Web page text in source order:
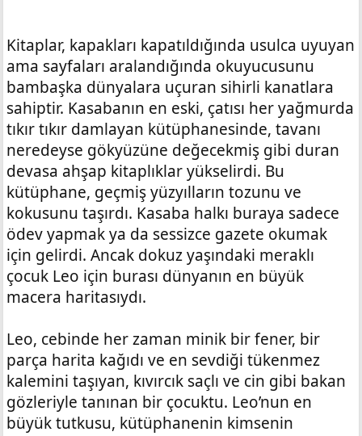
a
h
Kitaplar, kapakları kapatıldığında usulca uyuyan
ama sayfaları aralandığında okuyucusunu
bambaşka dünyalara uçuran sihirli kanatlara
sahiptir. Kasabanın en eski, çatısı her yağmurda
tıkır tıkır damlayan kütüphanesinde, tavanı
neredeyse gökyüzüne değecekmiş gibi duran
devasa ahşap kitaplıklar yükselirdi. Bu
kütüphane, geçmiş yüzyılların tozunu ve
kokusunu taşırdı. Kasaba halkı buraya sadece
ödev yapmak ya da sessizce gazete okumak
için gelirdi. Ancak dokuz yaşındaki meraklı
çocuk Leo için burası dünyanın en büyük
macera haritasıydı.
Leo, cebinde her zaman minik bir fener, bir
parça harita kağıdı ve en sevdiği tükenmez
kalemini taşıyan, kıvırcık saçlı ve cin gibi bakan
gözleriyle tanınan bir çocuktu. Leo’nun en
büyük tutkusu, kütüphanenin kimsenin